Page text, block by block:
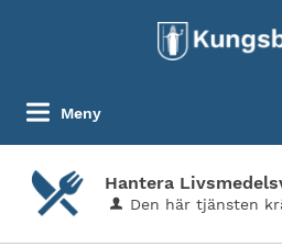
Meny
Hantera
Den här tjänsten